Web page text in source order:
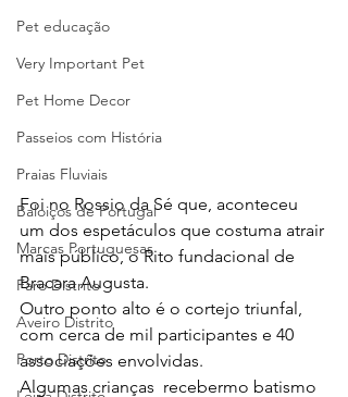
Pet educação
Very Important Pet
Pet Home Decor
Passeios com História
Praias Fluviais
Baloiços de Portugal
Marcas Portuguesas
Faro Distrito
Aveiro Distrito
Porto Distrito
Foi no Rossio da Sé que, aconteceu
um dos espetáculos que costuma atrair
mais público, o Rito fundacional de
Bracara Augusta.
Outro ponto alto é o cortejo triunfal,
com cerca de mil participantes e 40
associações envolvidas.
Algumas crianças  recebermo batismo